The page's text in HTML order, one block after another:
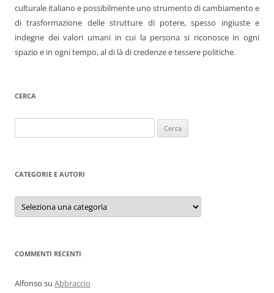
culturale italiano e possibilmente uno strumento di cambiamento e
di trasformazione delle strutture di potere, spesso ingiuste e
indegne dei valori umani in cui la persona si riconosce in ogni
spazio e in ogni tempo, al di là di credenze e tessere politiche.
CERCA
per:
CATEGORIE E AUTORI
Categorie
autori
COMMENTI RECENTI
Alfonso su Abbraccio